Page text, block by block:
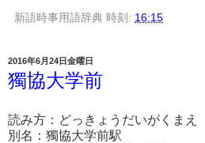
新語時事用語辞典 時刻: 16:15
2016年6月24日金曜日
獨協大学前
読み方：どっきょうだいがくまえ
別名：獨協大学前駅